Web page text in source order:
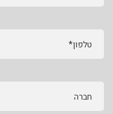
טלפון*
חברה